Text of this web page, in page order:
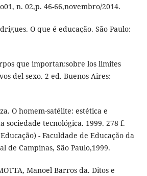
n. 02,p. 46-66,novembro/2014.
O que é educação. São Paulo:
que importan:sobre los limites
del sexo. 2 ed. Buenos Aires:
O homem-satélite: estética e
sociedade tecnológica. 1999. 278 f.
- Faculdade de Educação da
de Campinas, São Paulo,1999.
Manoel Barros da. Ditos e